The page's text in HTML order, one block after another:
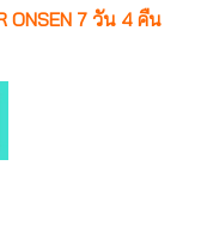
ONSEN 7 วัน 4 คืน